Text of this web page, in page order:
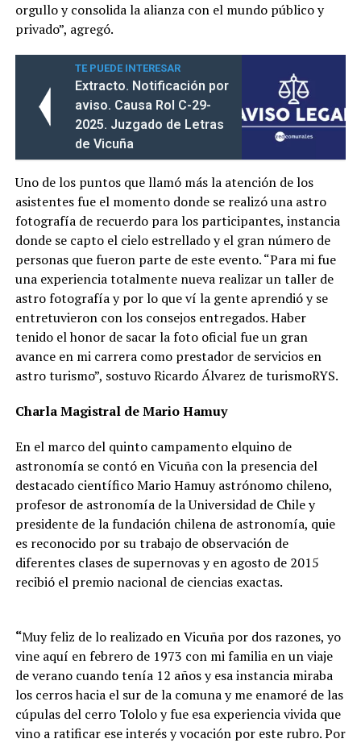
orgullo y consolida la alianza con el mundo público y
privado”, agregó.
TE PUEDE INTERESAR
Extracto. Notificación por
aviso. Causa Rol C-29-
2025. Juzgado de Letras
de Vicuña
Uno de los puntos que llamó más la atención de los
asistentes fue el momento donde se realizó una astro
fotografía de recuerdo para los participantes, instancia
donde se capto el cielo estrellado y el gran número de
personas que fueron parte de este evento. “Para mi fue
una experiencia totalmente nueva realizar un taller de
astro fotografía y por lo que ví la gente aprendió y se
entretuvieron con los consejos entregados. Haber
tenido el honor de sacar la foto oficial fue un gran
avance en mi carrera como prestador de servicios en
astro turismo”, sostuvo Ricardo Álvarez de turismoRYS.
Charla Magistral de Mario Hamuy
En el marco del quinto campamento elquino de
astronomía se contó en Vicuña con la presencia del
destacado científico Mario Hamuy astrónomo chileno,
profesor de astronomía de la Universidad de Chile y
presidente de la fundación chilena de astronomía, quie
es reconocido por su trabajo de observación de
diferentes clases de supernovas y en agosto de 2015
recibió el premio nacional de ciencias exactas.
“Muy feliz de lo realizado en Vicuña por dos razones, yo
vine aquí en febrero de 1973 con mi familia en un viaje
de verano cuando tenía 12 años y esa instancia miraba
los cerros hacia el sur de la comuna y me enamoré de las
cúpulas del cerro Tololo y fue esa experiencia vivida que
vino a ratificar ese interés y vocación por este rubro. Por